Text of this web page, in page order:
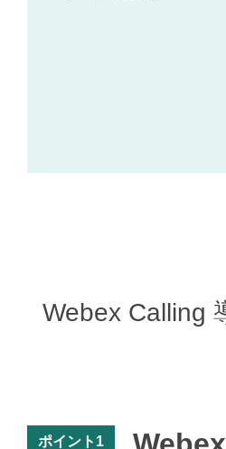
Webex Calling
ポイント1